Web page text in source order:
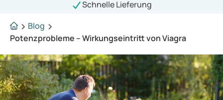
Schnelle Lieferung
Blog
Potenzprobleme – Wirkungseintritt von Viagra